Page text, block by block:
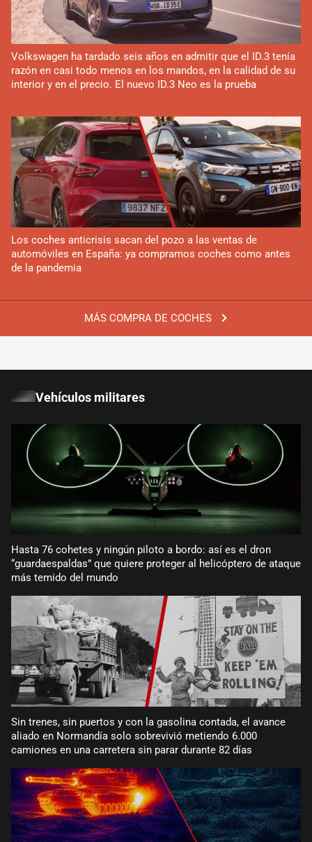
MÁS COMPRA DE COCHES
Volkswagen ha tardado seis años en admitir que el ID.3 tenía
razón en casi todo menos en los mandos, en la calidad de su
interior y en el precio. El nuevo ID.3 Neo es la prueba
Los coches anticrisis sacan del pozo a las ventas de
automóviles en España: ya compramos coches como antes
de la pandemia
Vehículos militares
Hasta 76 cohetes y ningún piloto a bordo: así es el dron
“guardaespaldas” que quiere proteger al helicóptero de ataque
más temido del mundo
Sin trenes, sin puertos y con la gasolina contada, el avance
aliado en Normandía solo sobrevivió metiendo 6.000
camiones en una carretera sin parar durante 82 días